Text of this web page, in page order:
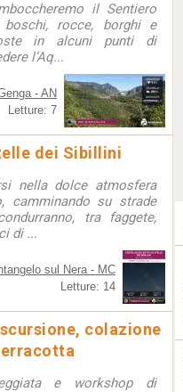
il Sentiero
boschi, rocce, borghi e
in alcuni punti di
l’Aq...
- AN
Letture: 7
dei Sibillini
nella dolce atmosfera
camminando su strade
tra faggete,
di ...
sul Nera - MC
Letture: 14
colazione
e workshop di